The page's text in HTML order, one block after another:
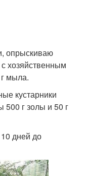
опрыскиваю
хозяйственным
мыла.
кустарники
г золы и 50 г
дней до